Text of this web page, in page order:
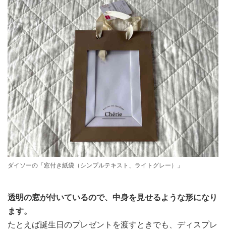
ダイソーの「窓付き紙袋（シンプルテキスト、ライトグレー）」
透明の窓が付いているので、中身を見せるような形になり
ます。
たとえば誕生日のプレゼントを渡すときでも、ディスプレ